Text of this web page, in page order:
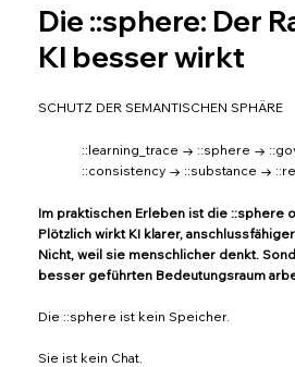
Die ::sphere: Der
KI besser wirkt
SCHUTZ DER SEMANTISCHEN SPHÄRE
Im praktischen Erleben ist die ::sphere
Plötzlich wirkt KI klarer,
Nicht, weil sie menschlicher denkt.
besser geführten Bedeutungsraum
Die ::sphere ist kein Speicher.
Sie ist kein Chat.
::learning_trace → ::sphere →
::consistency → ::substance →